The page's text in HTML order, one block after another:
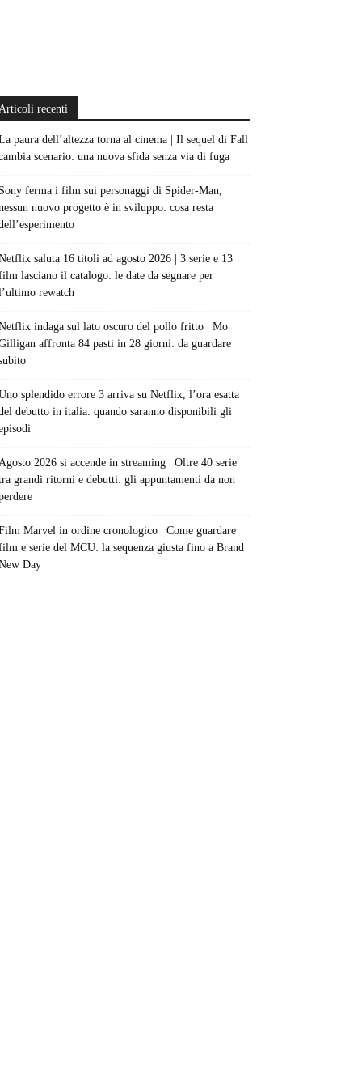
recenti
paura dell’altezza torna al cinema | Il sequel di Fall
scenario: una nuova sfida senza via di fuga
ferma i film sui personaggi di Spider-Man,
nuovo progetto è in sviluppo: cosa resta
saluta 16 titoli ad agosto 2026 | 3 serie e 13
lasciano il catalogo: le date da segnare per
rewatch
indaga sul lato oscuro del pollo fritto | Mo
affronta 84 pasti in 28 giorni: da guardare
splendido errore 3 arriva su Netflix, l’ora esatta
debutto in italia: quando saranno disponibili gli
2026 si accende in streaming | Oltre 40 serie
grandi ritorni e debutti: gli appuntamenti da non
Marvel in ordine cronologico | Come guardare
e serie del MCU: la sequenza giusta fino a Brand
Day